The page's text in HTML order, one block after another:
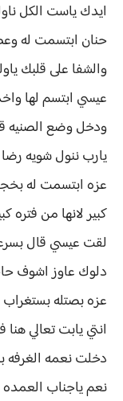
ايدك ياست الكل
حنان ابتسمت له
والشفا على قلبك
عيسي ابتسم لها
ودخل وضع الصنيه
يارب ننول شويه
عزه ابتسمت له
كبير لانها من فتره
لقت عيسي قال
دلوك عاوز اشوف
عزه بصتله
انتي يابت تعالي هنا
دخلت نعمه
نعم ياجناب العمده